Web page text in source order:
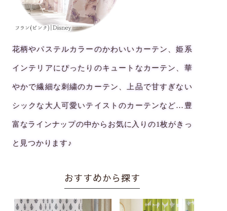
花柄やパステルカラーのかわいいカーテン、姫系
インテリアにぴったりのキュートなカーテン、華
やかで繊細な刺繍のカーテン、上品で甘すぎない
シックな大人可愛いテイストのカーテンなど…豊
富なラインナップの中からお気に入りの1枚がきっ
と見つかります♪
おすすめから探す